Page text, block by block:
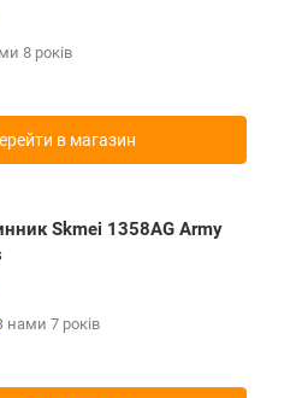
8 років
в магазин
Skmei 1358AG Army
нами 7 років